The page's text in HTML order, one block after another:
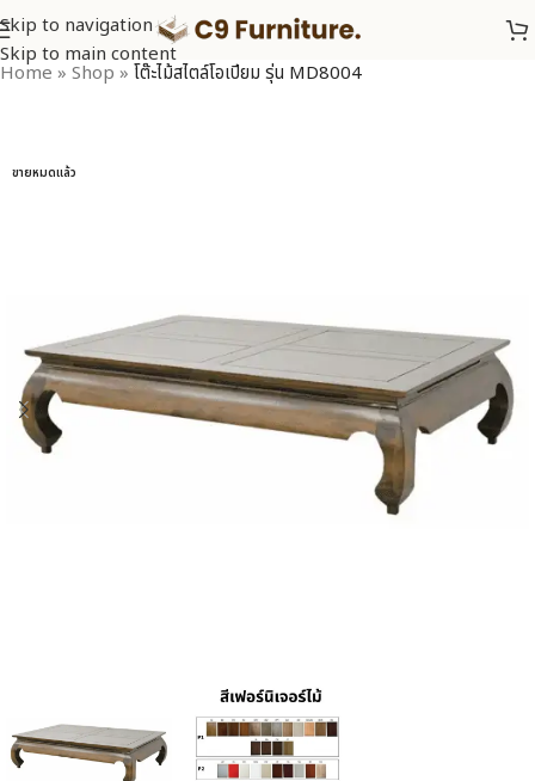
Skip to navigation
Skip to main content
Home » Shop » โต๊ะไม้สไตล์โอเปียม รุ่น MD8004
ขายหมดแล้ว